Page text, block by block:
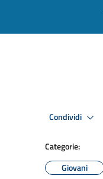
Condividi
Categorie:
Giovani